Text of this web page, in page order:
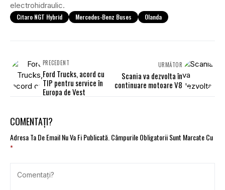
electrohidraulic.
Citaro NGT Hybrid Mercedes-Benz Buses Olanda
PRECEDENT
Ford Trucks, acord cu
TIP pentru service în
Europa de Vest
URMĂTOR
Scania va dezvolta în
continuare motoare V8
COMENTAȚI?
Adresa Ta De Email Nu Va Fi Publicată. Câmpurile Obligatorii Sunt Marcate Cu
*